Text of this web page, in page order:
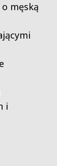
męską
i